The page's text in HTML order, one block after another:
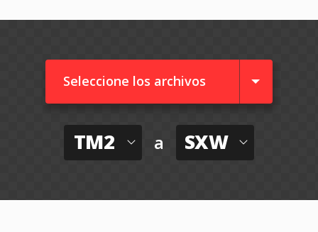
Seleccione los archivos
TM2 a SXW